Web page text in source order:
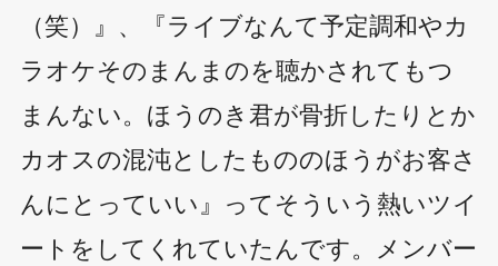
（笑）』、『ライブなんて予定調和やカ
ラオケそのまんまのを聴かされてもつ
まんない。ほうのき君が骨折したりとか
カオスの混沌としたもののほうがお客さ
んにとっていい』ってそういう熱いツイ
ートをしてくれていたんです。メンバー